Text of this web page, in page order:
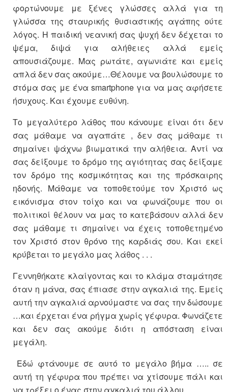
φορτώνουμε με ξένες γλώσσες αλλά για τη
γλώσσα της σταυρικής θυσιαστικής αγάπης ούτε
λόγος. Η παιδική νεανική σας ψυχή δεν δέχεται το
ψέμα, διψά για αλήθειες αλλά εμείς
απουσιάζουμε. Μας ρωτάτε, αγωνιάτε και εμείς
απλά δεν σας ακούμε…Θέλουμε να βουλώσουμε το
στόμα σας με ένα smartphone για να μας αφήσετε
ήσυχους. Και έχουμε ευθύνη.
Το μεγαλύτερο λάθος που κάνουμε είναι ότι δεν
σας μάθαμε να αγαπάτε , δεν σας μάθαμε τι
σημαίνει ψάχνω βιωματικά την αλήθεια. Αντί να
σας δείξουμε το δρόμο της αγιότητας σας δείξαμε
τον δρόμο της κοσμικότητας και της πρόσκαιρης
ηδονής. Μάθαμε να τοποθετούμε τον Χριστό ως
εικόνισμα στον τοίχο και να φωνάζουμε που οι
πολιτικοί θέλουν να μας το κατεβάσουν αλλά δεν
σας μάθαμε τι σημαίνει να έχεις τοποθετημένο
τον Χριστό στον θρόνο της καρδιάς σου. Και εκεί
κρύβεται το μεγάλο μας λάθος . . .
Γεννηθήκατε κλαίγοντας και το κλάμα σταμάτησε
όταν η μάνα, σας έπιασε στην αγκαλιά της. Εμείς
αυτή την αγκαλιά αρνούμαστε να σας την δώσουμε
…και έρχεται ένα ρήγμα χωρίς γέφυρα. Φωνάζετε
και δεν σας ακούμε διότι η απόσταση είναι
μεγάλη.
Εδώ φτάνουμε σε αυτό το μεγάλο βήμα ….. σε
αυτή τη γέφυρα που πρέπει να χτίσουμε πάλι και